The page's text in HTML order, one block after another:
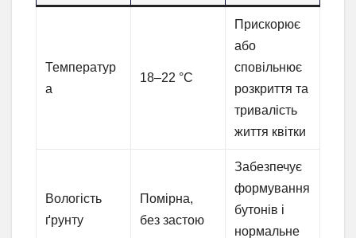
Температур
а
18–22 °C
Прискорює
або
сповільнює
розкриття та
тривалість
життя квітки
Вологість
ґрунту
Помірна,
без застою
Забезпечує
формування
бутонів і
нормальне